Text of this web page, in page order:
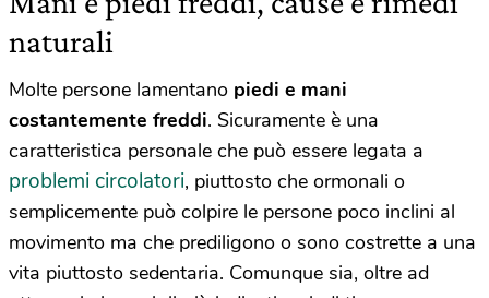
naturali
Molte persone lamentano piedi e mani
costantemente freddi. Sicuramente è una
caratteristica personale che può essere legata a
problemi circolatori, piuttosto che ormonali o
semplicemente può colpire le persone poco inclini al
movimento ma che prediligono o sono costrette a una
vita piuttosto sedentaria. Comunque sia, oltre ad